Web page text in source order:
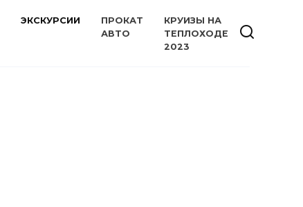
ЭКСКУРСИИ
ПРОКАТ
АВТО
КРУИЗЫ НА
ТЕПЛОХОДЕ
2023